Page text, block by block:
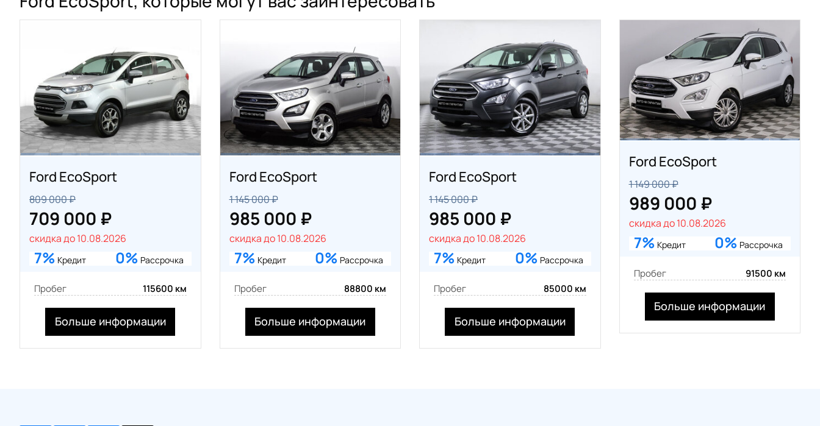
Ford EcoSport
809 000 ₽
709 000 ₽
скидка до 10.08.2026
7% Кредит 0% Рассрочка
Пробег 115600 км
Больше информации
Ford EcoSport
1 145 000 ₽
985 000 ₽
скидка до 10.08.2026
7% Кредит 0% Рассрочка
Пробег 88800 км
Больше информации
Ford EcoSport
1 145 000 ₽
985 000 ₽
скидка до 10.08.2026
7% Кредит 0% Рассрочка
Пробег 85000 км
Больше информации
Ford EcoSport
1 149 000 ₽
989 000 ₽
скидка до 10.08.2026
7% Кредит 0% Рассрочка
Пробег 91500 км
Больше информации